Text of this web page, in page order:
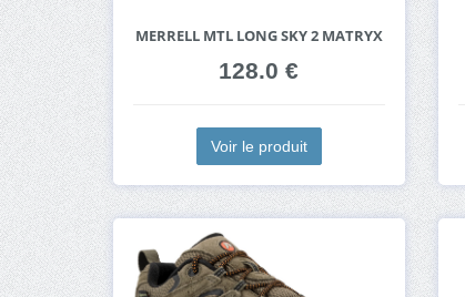
MERRELL MTL LONG SKY 2 MATRYX
128.0 €
Voir le produit